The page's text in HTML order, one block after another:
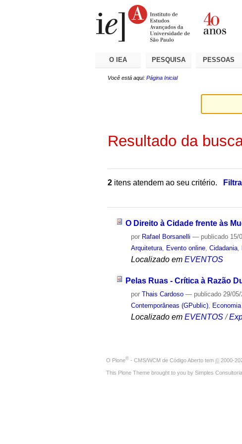
O IEA PESQUISA PESSOAS
Você está aqui: Página Inicial
Resultado da
2 itens atendem ao seu critério.
O Direito à Cidade frente às
por Rafael Borsanelli — publicado 15/
Arquitetura
Evento online ,Cidadania
Localizado em EVENTOS
Pelas Ruas - Crítica à Razão
porThais Cardoso — publicado 29/
Contemporâneas (GPublic)
Localizado em EVENTOS /
O Plone® - CMS/WCM de Código Aberto tem © 2000-
This Plone Theme brought to you by Simples Consultoria